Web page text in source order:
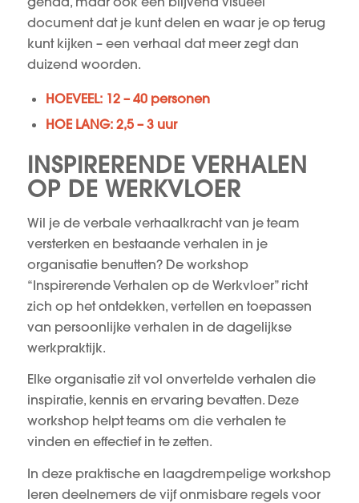
document dat je kunt delen en waar je op terug
kunt kijken – een verhaal dat meer zegt dan
duizend woorden.
HOEVEEL: 12 – 40 personen
HOE LANG: 2,5 – 3 uur
INSPIRERENDE VERHALEN
OP DE WERKVLOER
Wil je de verbale verhaalkracht van je team
versterken en bestaande verhalen in je
organisatie benutten? De workshop
“Inspirerende Verhalen op de Werkvloer” richt
zich op het ontdekken, vertellen en toepassen
van persoonlijke verhalen in de dagelijkse
werkpraktijk.
Elke organisatie zit vol onvertelde verhalen die
inspiratie, kennis en ervaring bevatten. Deze
workshop helpt teams om die verhalen te
vinden en effectief in te zetten.
In deze praktische en laagdrempelige workshop
leren deelnemers de vijf onmisbare regels voor